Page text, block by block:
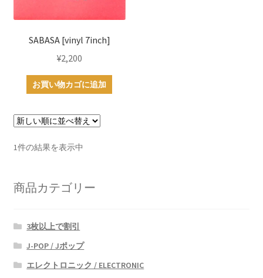
SABASA [vinyl 7inch]
¥2,200
お買い物カゴに追加
1件の結果を表示中
商品カテゴリー
3枚以上で割引
J-POP / Jポップ
エレクトロニック / ELECTRONIC